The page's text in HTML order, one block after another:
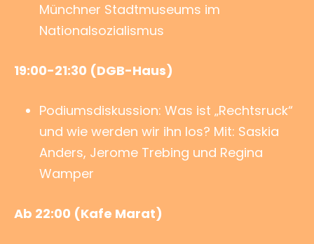
Münchner Stadtmuseums im
Nationalsozialismus
19:00-21:30 (DGB-Haus)
Podiumsdiskussion: Was ist „Rechtsruck“
und wie werden wir ihn los? Mit: Saskia
Anders, Jerome Trebing und Regina
Wamper
Ab 22:00 (Kafe Marat)